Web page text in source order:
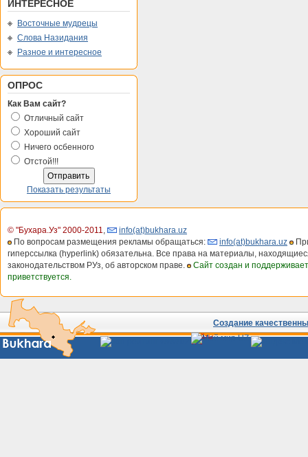
ИНТЕРЕСНОЕ
Восточные мудрецы
Слова Назидания
Разное и интересное
ОПРОС
Как Вам сайт?
Отличный сайт
Хороший сайт
Ничего осбенного
Отстой!!!
Показать результаты
© "Бухара.Уз" 2000-2011,
info(at)bukhara.uz
По вопросам размещения рекламы обращаться:
info(at)bukhara.uz
гиперссылка (hyperlink) обязательна. Все права на материалы,
законодательством РУз, об авторском праве.
Сайт создан и
приветствуется.
Создание
Сайты
Узбекистана